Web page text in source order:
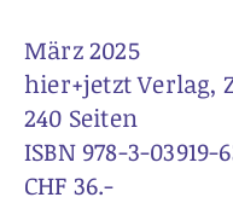
März 2025
hier+jetzt Verlag,
240 Seiten
ISBN 978-3-03919-
CHF 36.-